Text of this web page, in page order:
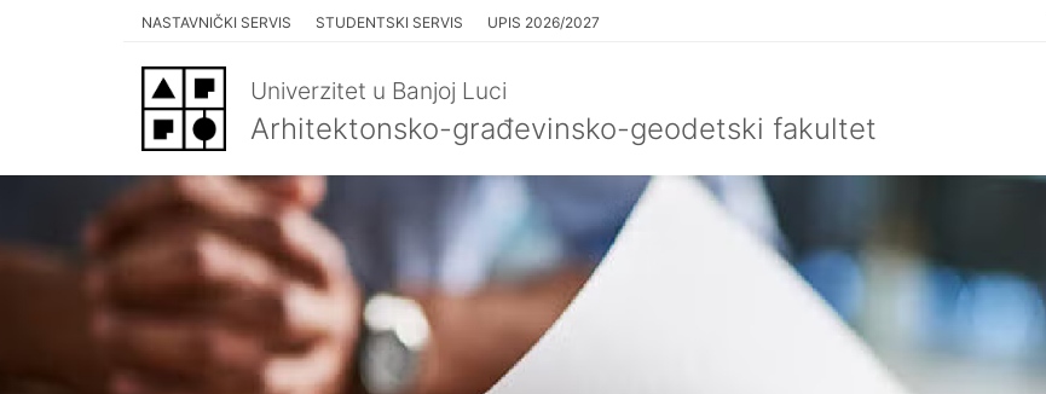
NASTAVNIČKI SERVIS STUDENTSKI SERVIS UPIS 2026/2027
Univerzitet u Banjoj Luci
Arhitektonsko-građevinsko-geodetski fakultet